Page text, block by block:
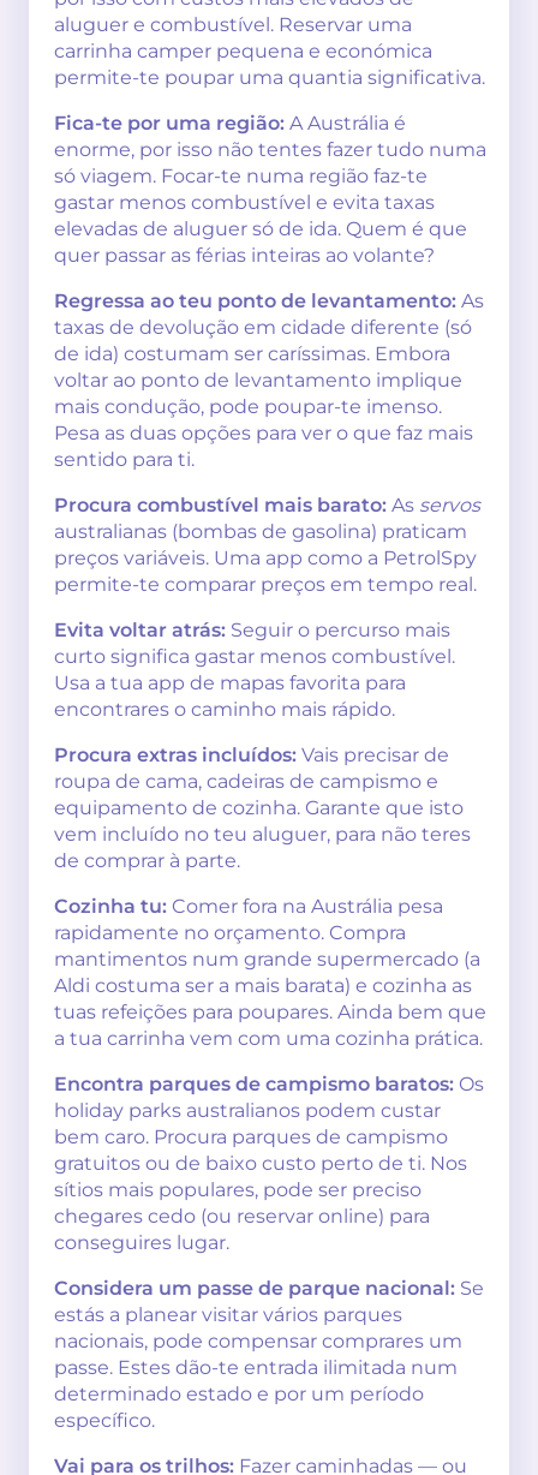
aluguer e combustível. Reservar uma
carrinha camper pequena e económica
permite-te poupar uma quantia significativa.
Fica-te por uma região: A Austrália é
enorme, por isso não tentes fazer tudo numa
só viagem. Focar-te numa região faz-te
gastar menos combustível e evita taxas
elevadas de aluguer só de ida. Quem é que
quer passar as férias inteiras ao volante?
Regressa ao teu ponto de levantamento: As
taxas de devolução em cidade diferente (só
de ida) costumam ser caríssimas. Embora
voltar ao ponto de levantamento implique
mais condução, pode poupar-te imenso.
Pesa as duas opções para ver o que faz mais
sentido para ti.
Procura combustível mais barato: As servos
australianas (bombas de gasolina) praticam
preços variáveis. Uma app como a PetrolSpy
permite-te comparar preços em tempo real.
Evita voltar atrás: Seguir o percurso mais
curto significa gastar menos combustível.
Usa a tua app de mapas favorita para
encontrares o caminho mais rápido.
Procura extras incluídos: Vais precisar de
roupa de cama, cadeiras de campismo e
equipamento de cozinha. Garante que isto
vem incluído no teu aluguer, para não teres
de comprar à parte.
Cozinha tu: Comer fora na Austrália pesa
rapidamente no orçamento. Compra
mantimentos num grande supermercado (a
Aldi costuma ser a mais barata) e cozinha as
tuas refeições para poupares. Ainda bem que
a tua carrinha vem com uma cozinha prática.
Encontra parques de campismo baratos: Os
holiday parks australianos podem custar
bem caro. Procura parques de campismo
gratuitos ou de baixo custo perto de ti. Nos
sítios mais populares, pode ser preciso
chegares cedo (ou reservar online) para
conseguires lugar.
Considera um passe de parque nacional: Se
estás a planear visitar vários parques
nacionais, pode compensar comprares um
passe. Estes dão-te entrada ilimitada num
determinado estado e por um período
específico.
Vai para os trilhos: Fazer caminhadas — ou